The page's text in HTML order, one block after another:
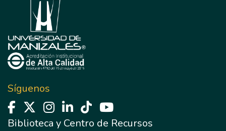
Síguenos
Biblioteca y Centro de Recursos